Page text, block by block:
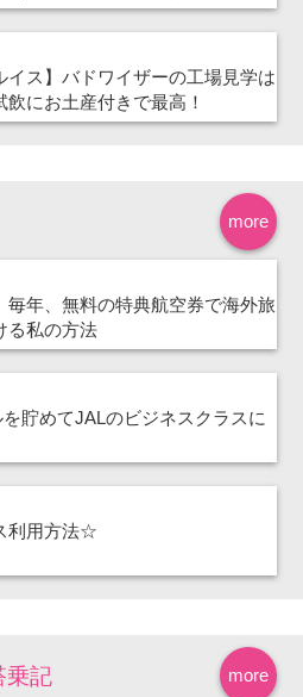
イス】バドワイザーの工場見学は
飲にお土産付きで最高！
more
毎年、無料の特典航空券で海外旅
る私の方法
貯めてJALのビジネスクラスに
利用方法☆
more
乗記